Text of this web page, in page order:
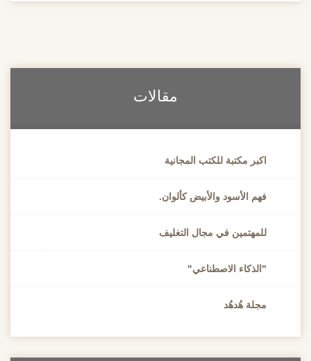
مقالات
اكبر مكتبة للكتب المجانية
فهم الأسود والأبيض كألوان.
للمهتمين في مجال التغليف
"الذكاء الاصطناعي"
مجلة هُدهُد